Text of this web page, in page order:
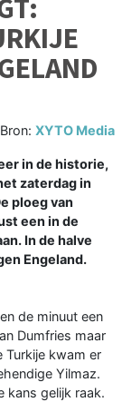
Bron: XYTO Media
in de historie,
zaterdag in
ploeg van
een in de
In de halve
Engeland.
de minuut een
Dumfries maar
kwam er
Yilmaz.
kans gelijk raak.